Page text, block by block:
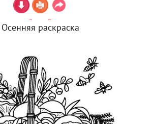
Осенняя раскраска